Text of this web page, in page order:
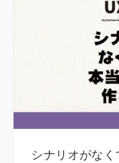
シナリオがな